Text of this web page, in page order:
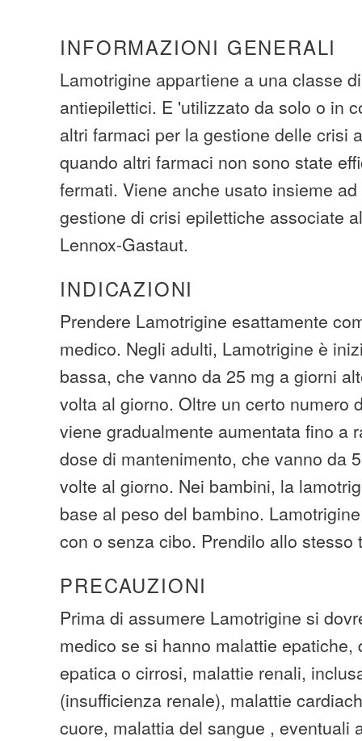
INFORMAZIONI GENERALI
Lamotrigine appartiene a una classe
antiepilettici. E 'utilizzato da solo o in
altri farmaci per la gestione delle crisi
quando altri farmaci non sono state
fermati. Viene anche usato insieme
gestione di crisi epilettiche associate
Lennox-Gastaut.
INDICAZIONI
Prendere Lamotrigine esattamente
medico. Negli adulti, Lamotrigine è
bassa, che vanno da 25 mg a giorni
volta al giorno. Oltre un certo numero
viene gradualmente aumentata fino a
dose di mantenimento, che vanno da
volte al giorno. Nei bambini, la
base al peso del bambino.
con o senza cibo. Prendilo allo stesso
PRECAUZIONI
Prima di assumere Lamotrigine si
medico se si hanno malattie epatiche,
epatica o cirrosi, malattie renali,
(insufficienza renale), malattie
cuore, malattia del sangue , eventuali